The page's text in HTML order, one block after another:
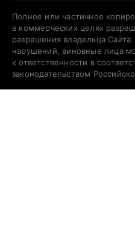
Полное или частичное
в коммерческих целях
разрешения владельца
нарушений, виновные лица
к ответственности в
законодательством